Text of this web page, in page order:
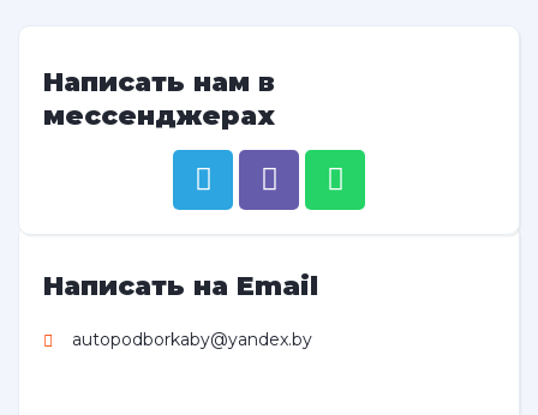
Написать нам в
мессенджерах
Написать на Email
autopodborkaby@yandex.by